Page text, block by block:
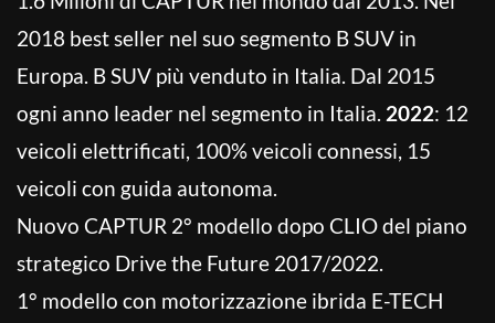
2018 best seller nel suo segmento B SUV in
Europa. B SUV più venduto in Italia. Dal 2015
ogni anno leader nel segmento in Italia. 2022: 12
veicoli elettrificati, 100% veicoli connessi, 15
veicoli con guida autonoma.
Nuovo CAPTUR 2° modello dopo CLIO del piano
strategico Drive the Future 2017/2022.
1° modello con motorizzazione ibrida E-TECH